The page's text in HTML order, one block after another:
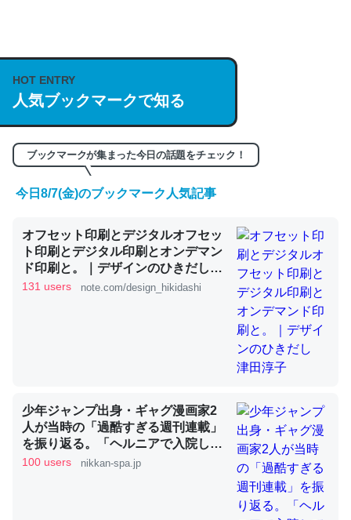
説してる記事が少ないので貴重な良記事。/続編来た
https://isobe324649.hatenablog.com/entry/2023/03/27
/064121
─GPTの仕組みと限界についての考察（１） - conceptualization
くらい。小説でいう「ずっと前の伏線」は回収されないけ
ど、短期記憶というには多い分量。進化すればするほど分
かりやすく強くなりそう
─GPTの仕組みと限界についての考察（１） - conceptualization
昆虫ってカルシウム少ないのか。知らんかった。調べたら
コオロギのカルシウム分はエビの600分の1程度。
─ニュース :: 【研究発表】昆虫学の大問題＝「昆虫はなぜ海にいな
いのか」に関する新仮説
HOT ENTRY
人気ブックマークで知る
ブックマークが集まった今日の話題をチェック！
今日8/7(金)のブックマーク人気記事
オフセット印刷とデジタルオフセッ
ト印刷とデジタル印刷とオンデマン
ド印刷と。｜デザインのひきだし
津田淳子
131 users note.com/design_hikidashi
少年ジャンプ出身・ギャグ漫画家2
人が当時の「過酷すぎる週刊連載」
を振り返る。「ヘルニアで入院して
も原稿は落とさない」ストイックな
100 users nikkan-spa.jp